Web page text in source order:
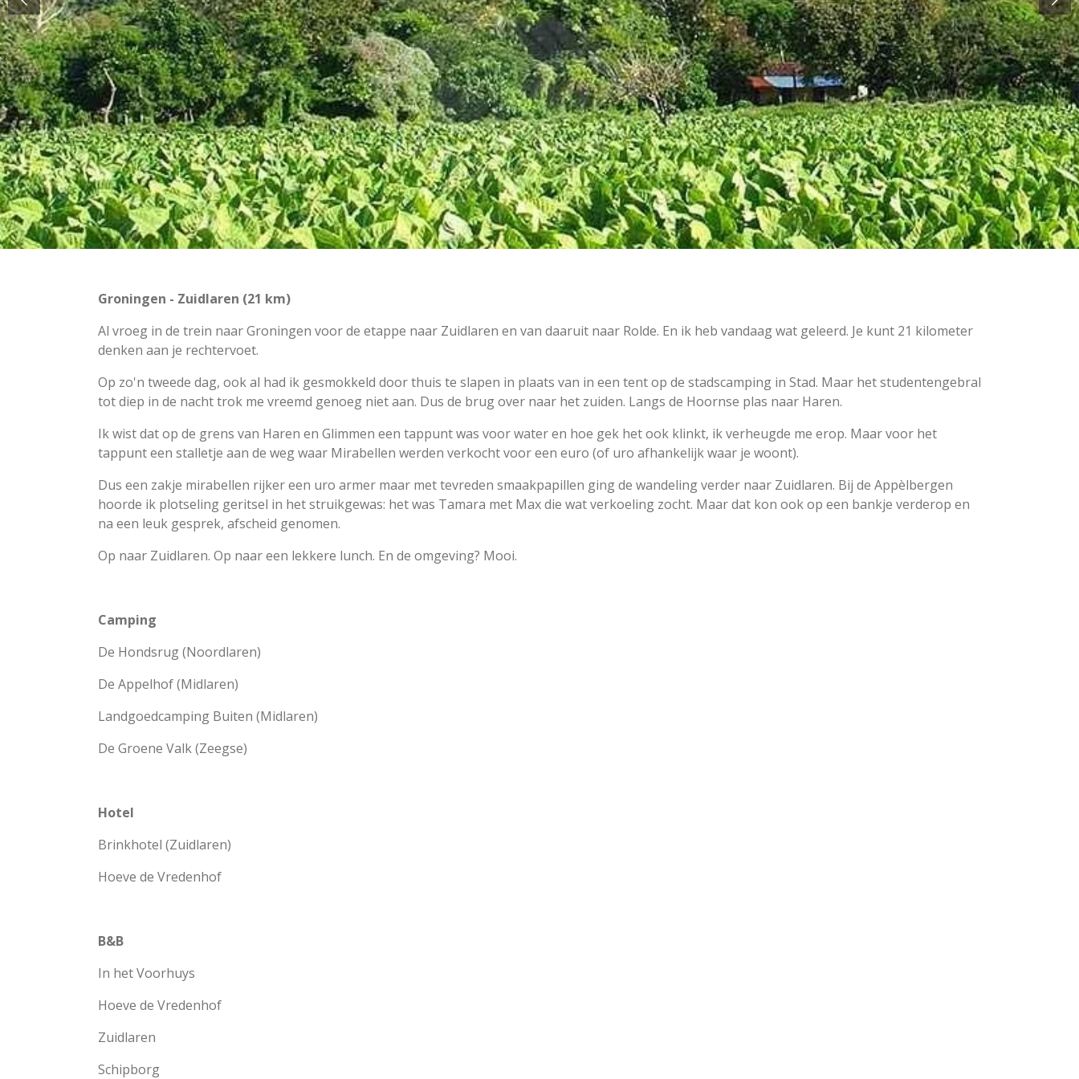
Groningen - Zuidlaren (21 km)
Al vroeg in de trein naar Groningen voor de etappe naar Zuidlaren en van daaruit naar Rolde. En ik heb vandaag wat geleerd. Je kunt 21 kilometer
denken aan je rechtervoet.
Op zo'n tweede dag, ook al had ik gesmokkeld door thuis te slapen in plaats van in een tent op de stadscamping in Stad. Maar het studentengebral
tot diep in de nacht trok me vreemd genoeg niet aan. Dus de brug over naar het zuiden. Langs de Hoornse plas naar Haren.
Ik wist dat op de grens van Haren en Glimmen een tappunt was voor water en hoe gek het ook klinkt, ik verheugde me erop. Maar voor het
tappunt een stalletje aan de weg waar Mirabellen werden verkocht voor een euro (of uro afhankelijk waar je woont).
Dus een zakje mirabellen rijker een uro armer maar met tevreden smaakpapillen ging de wandeling verder naar Zuidlaren. Bij de Appèlbergen
hoorde ik plotseling geritsel in het struikgewas: het was Tamara met Max die wat verkoeling zocht. Maar dat kon ook op een bankje verderop en
na een leuk gesprek, afscheid genomen.
Op naar Zuidlaren. Op naar een lekkere lunch. En de omgeving? Mooi.
Camping
De Hondsrug (Noordlaren)
De Appelhof (Midlaren)
Landgoedcamping Buiten (Midlaren)
De Groene Valk (Zeegse)
Hotel
Brinkhotel (Zuidlaren)
Hoeve de Vredenhof
B&B
In het Voorhuys
Hoeve de Vredenhof
Zuidlaren
Schipborg